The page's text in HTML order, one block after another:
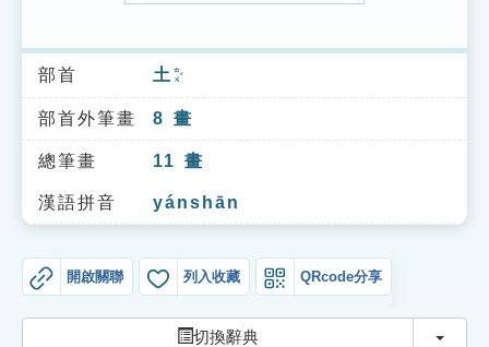
索引選單
知識索引
單字索引
生命大百科索引
遊戲專區
教學應用
部首 土 ㄊㄨˇ
部首外筆畫 8 畫
總筆畫 11 畫
漢語拼音 yánshān
開啟關聯 列入收藏 QRcode分享
切換辭典 切換